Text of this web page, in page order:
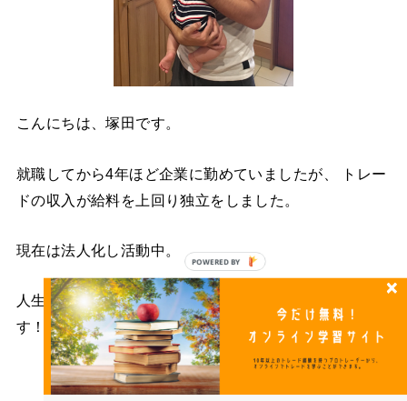
こんにちは、塚田です。
就職してから4年ほど企業に勤めていましたが、 トレー
ドの収入が給料を上回り独立をしました。
現在は法人化し活動中。
人生一度きりなので、自由に生きていきたいと思いま
す！
POWERED BY